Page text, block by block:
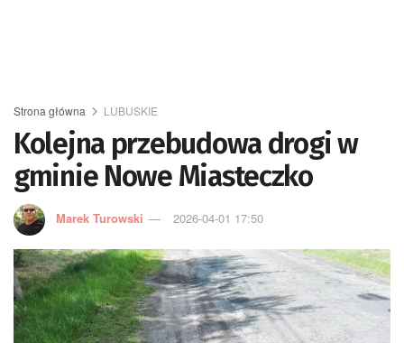
Strona główna LUBUSKIE
Kolejna przebudowa drogi w
gminie Nowe Miasteczko
Marek Turowski 2026-04-01 17:50